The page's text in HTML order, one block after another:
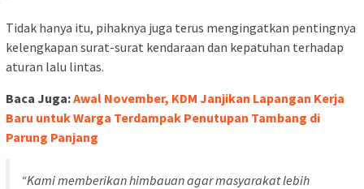
Tidak hanya itu, pihaknya juga terus mengingatkan pentingnya
kelengkapan surat-surat kendaraan dan kepatuhan terhadap
aturan lalu lintas.
Baca Juga:Awal November, KDM Janjikan Lapangan Kerja
Baru untuk Warga Terdampak Penutupan Tambang di
Parung Panjang
“Kami memberikan himbauan agar masyarakat lebih